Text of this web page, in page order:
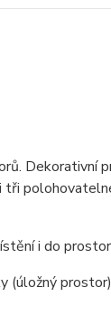
Dekorativní
i do
(úložný